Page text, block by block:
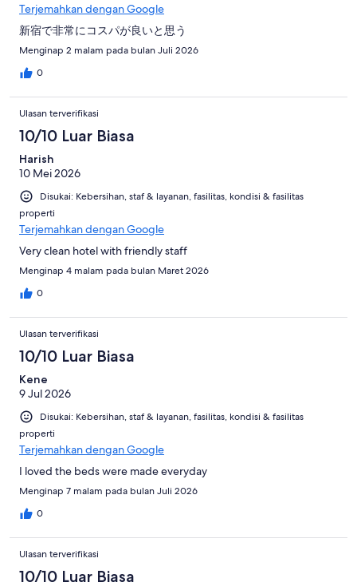
Terjemahkan dengan Google
新宿で非常にコスパが良いと思う
Menginap 2 malam pada bulan Juli 2026
0
Ulasan terverifikasi
10/10 Luar Biasa
Harish
10 Mei 2026
Disukai: Kebersihan, staf & layanan, fasilitas, kondisi & fasilitas
properti
Terjemahkan dengan Google
Very clean hotel with friendly staff
Menginap 4 malam pada bulan Maret 2026
0
Ulasan terverifikasi
10/10 Luar Biasa
Kene
9 Jul 2026
Disukai: Kebersihan, staf & layanan, fasilitas, kondisi & fasilitas
properti
Terjemahkan dengan Google
I loved the beds were made everyday
Menginap 7 malam pada bulan Juli 2026
0
Ulasan terverifikasi
10/10 Luar Biasa